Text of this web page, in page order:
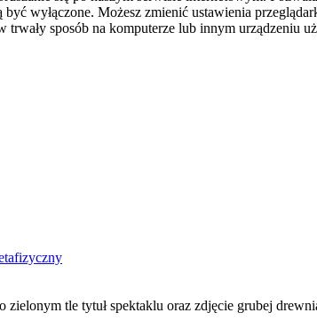
wyłączone. Możesz zmienić ustawienia
sposób na komputerze lub innym urządzeniu